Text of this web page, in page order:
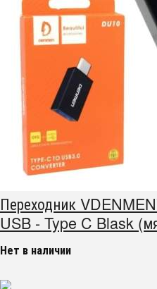
Переходник
USB - Type C Blask
Нет в наличии